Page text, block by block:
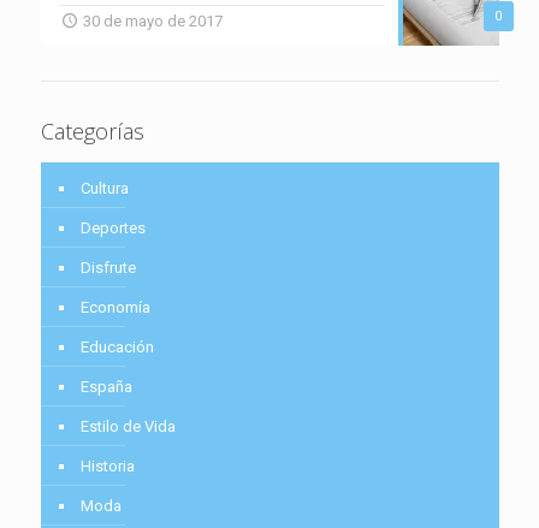
0
30 de mayo de 2017
Categorías
Cultura
Deportes
Disfrute
Economía
Educación
España
Estilo de Vida
Historia
Moda